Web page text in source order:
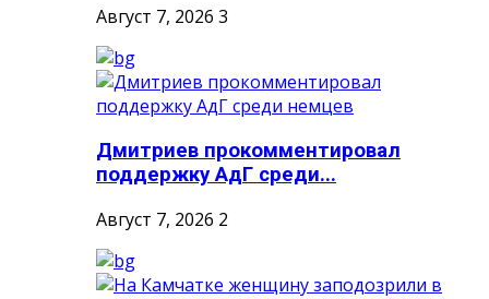
Август 7, 2026 3
Дмитриев прокомментировал
поддержку АдГ среди...
Август 7, 2026 2